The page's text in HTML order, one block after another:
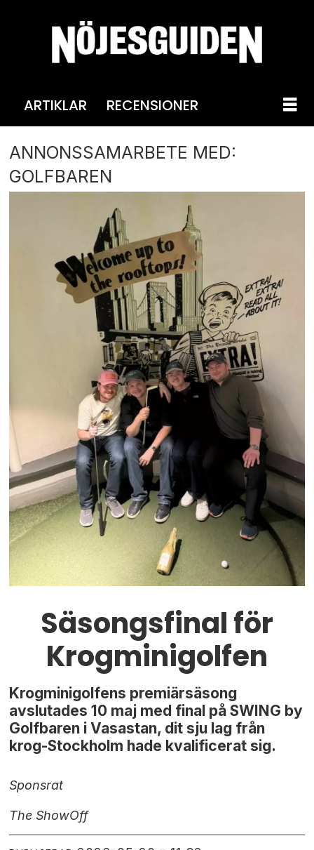
ARTIKLAR RECENSIONER
ANNONSSAMARBETE MED:
GOLFBAREN
Säsongsfinal för
Krogminigolfen
Krogminigolfens premiärsäsong
avslutades 10 maj med final på SWING by
Golfbaren i Vasastan, dit sju lag från
krog-Stockholm hade kvalificerat sig.
Sponsrat
The ShowOff